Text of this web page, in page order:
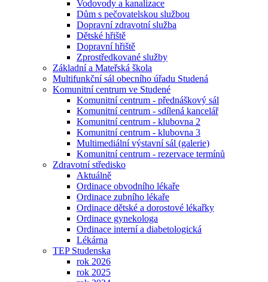
Vodovody a kanalizace
Dům s pečovatelskou službou
Dopravní zdravotní služba
Dětské hřiště
Dopravní hřiště
Zprostředkované služby
Základní a Mateřská škola
Multifunkční sál obecního úřadu Studená
Komunitní centrum ve Studené
Komunitní centrum - přednáškový sál
Komunitní centrum - sdílená kancelář
Komunitní centrum - klubovna 2
Komunitní centrum - klubovna 3
Multimediální výstavní sál (galerie)
Komunitní centrum - rezervace termínů
Zdravotní středisko
Aktuálně
Ordinace obvodního lékaře
Ordinace zubního lékaře
Ordinace dětské a dorostové lékařky
Ordinace gynekologa
Ordinace interní a diabetologická
Lékárna
TEP Studenska
rok 2026
rok 2025